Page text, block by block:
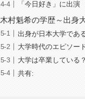
「今日好き」に出演
木村魁希の学歴～出身
出身が日本大学であ
大学時代のエピソー
大学は卒業している？
共有: